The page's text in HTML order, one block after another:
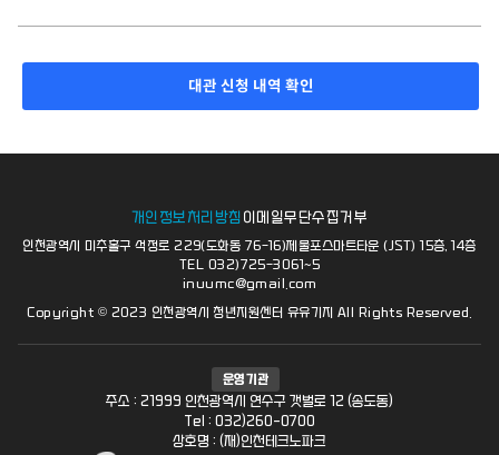
대관 신청 내역 확인
개인정보처리방침 이메일무단수집거부
인천광역시 미추홀구 석정로 229(도화동 76-16)제물포스마트타운 (JST) 15층, 14층
TEL 032)725-3061~5
inuumc@gmail.com
Copyright © 2023 인천광역시 청년지원센터 유유기지 All Rights Reserved.
운영기관
주소 : 21999 인천광역시 연수구 갯벌로 12 (송도동)
Tel : 032)260-0700
상호명 : (재)인천테크노파크